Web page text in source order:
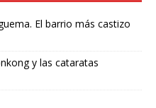
El barrio más castizo
y las cataratas